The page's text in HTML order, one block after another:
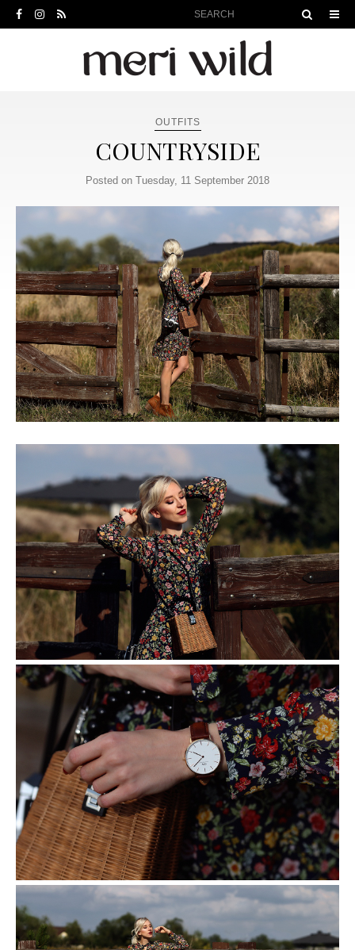
OUTFITS
COUNTRYSIDE
Posted on Tuesday, 11 September 2018